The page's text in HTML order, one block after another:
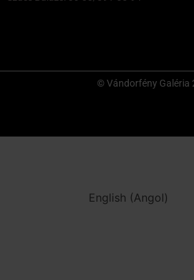
© Vándorfény Galéria
English (Angol)